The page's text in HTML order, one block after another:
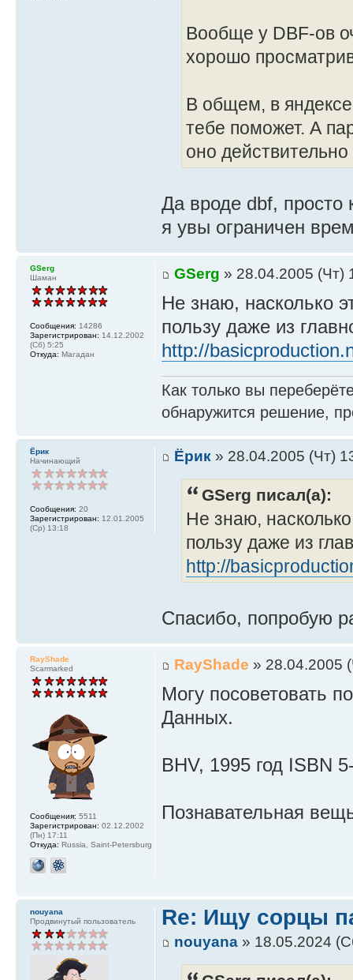
Вообще у DBF-ов
хорошо
В общем, в
тебе поможет. А
оно
Да вроде dbf, просто
я увы ограничен
GSerg
Шаман
Сообщения: 14286
Зарегистрирован: 14.12.2002
(Сб) 5:25
Откуда: Магадан
GSerg » 28.04.2005 (Чт)
Не знаю, насколько
пользу даже из
http://
Как только вы
обнаружится решение,
Ёрик
Начинающий
Сообщения: 20
Зарегистрирован: 12.01.2005
(Ср) 13:18
Ёрик» 28.04.2005 (Чт)
GSerg писал(а):
Не знаю,
пользу даже из
http://
Спасибо, попробую
RayShade
Scarmarked
Сообщения: 5511
Зарегистрирован: 02.12.2002
(Пн) 17:11
Откуда: Russia, Saint-Petersburg
RayShade » 28.04.2005
Могу посоветовать
Данных.
BHV, 1995 год ISBN
Познавательная
nouyana
Продвинутый пользователь
Re: Ищу сорцы
nouyana» 18.05.2024